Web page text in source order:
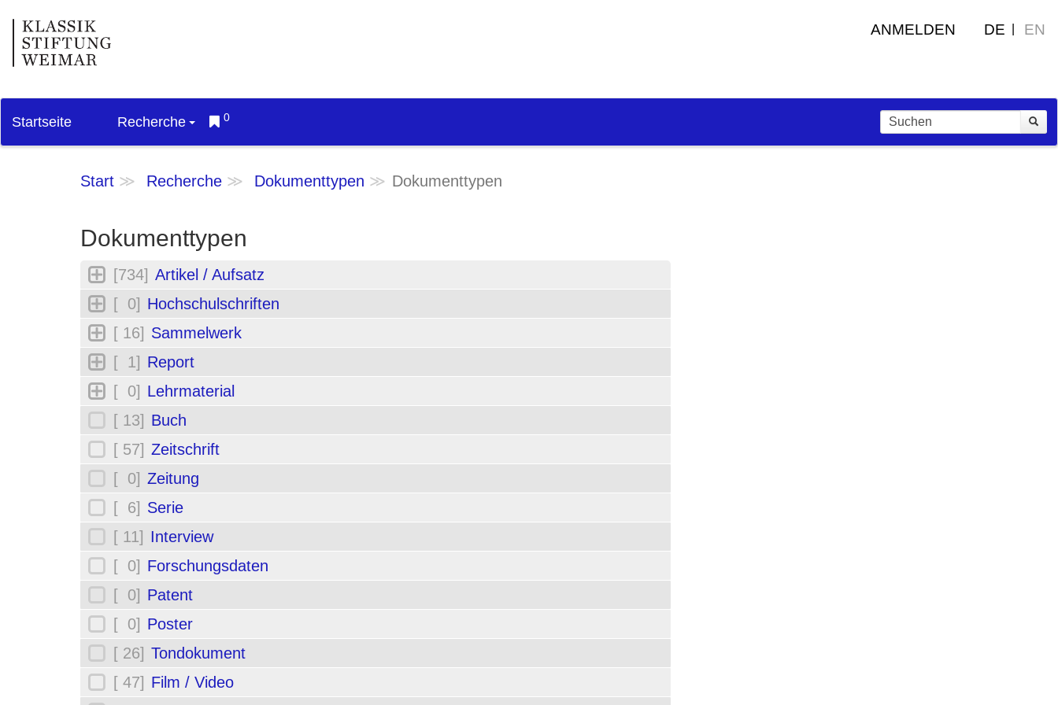
ANMELDEN DE EN
Startseite Recherche 0
Start Recherche Dokumenttypen Dokumenttypen
Dokumenttypen
[734] Artikel / Aufsatz
[ 0] Hochschulschriften
[ 16] Sammelwerk
[ 1] Report
[ 0] Lehrmaterial
[ 13] Buch
[ 57] Zeitschrift
[ 0] Zeitung
[ 6] Serie
[ 11] Interview
[ 0] Forschungsdaten
[ 0] Patent
[ 0] Poster
[ 26] Tondokument
[ 47] Film / Video